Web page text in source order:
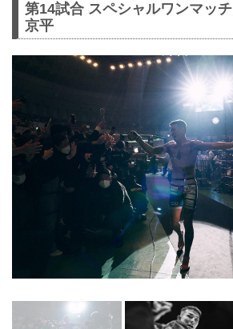
第14試合 スペシャルワンマッ
京平